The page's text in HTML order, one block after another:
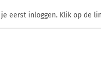
eerst inloggen. Klik op de